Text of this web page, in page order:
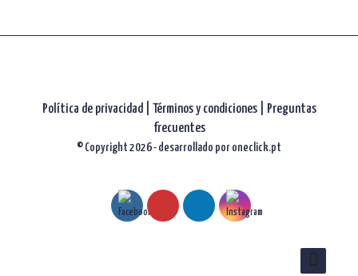
Política de privacidad| Términos y condiciones |
Preguntas
frecuentes
© Copyright 2026 - desarrollado por oneclick.pt